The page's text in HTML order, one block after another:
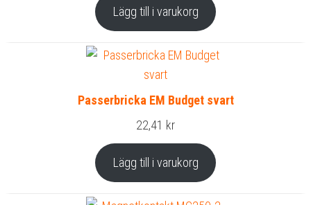
Lägg till i varukorg
Passerbricka EM Budget svart
22,41 kr
Lägg till i varukorg